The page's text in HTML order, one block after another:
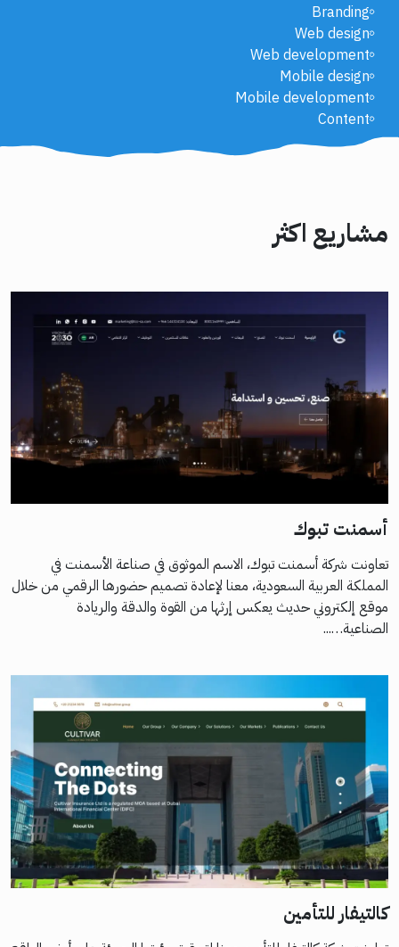
Branding
Web design
Web development
Mobile design
Mobile development
Content
مشاريع اكثر
أسمنت تبوك
تعاونت شركة أسمنت تبوك، الاسم الموثوق في صناعة الأسمنت في
المملكة العربية السعودية، معنا لإعادة تصميم حضورها الرقمي من خلال
موقع إلكتروني حديث يعكس إرثها من القوة والدقة والريادة
الصناعية…...
كالتيفار للتأمين